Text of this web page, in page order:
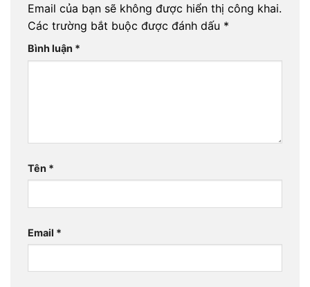
Email của bạn sẽ không được hiển thị công khai.
Các trường bắt buộc được đánh dấu *
Bình luận *
Tên *
Email *